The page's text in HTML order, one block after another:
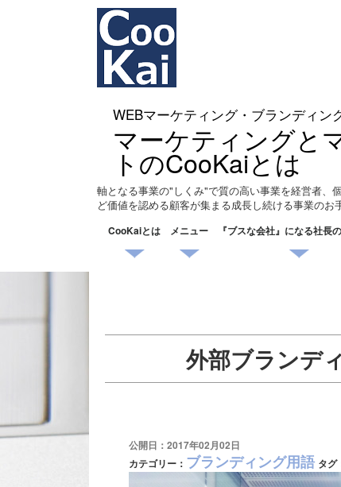
WEBマーケティング・ブランディン
マーケティングと
トのCooKaiとは
軸となる事業の"しくみ"で質の高い事業を経営者、
ど価値を認める顧客が集まる成長し続ける事業のお
CooKaiとは メニュー 『ブスな会社』になる社長
外部ブランデ
公開日：2017年02月02日
カテゴリー： ブランディング用語 タグ